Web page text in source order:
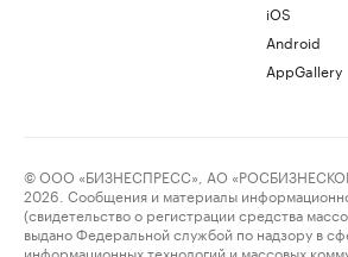
iOS
Android
AppGallery
© ООО «БИЗНЕСПРЕСС», АО
2026. Сообщения и материалы
(свидетельство о регистрации средства
выдано Федеральной службой по надзору в
информационных технологий и массовых